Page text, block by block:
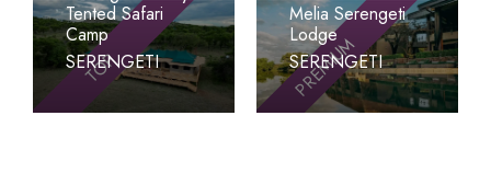
TOP
Tented Safari
Camp
SERENGETI
PREMIUM
Melia Serengeti
Lodge
SERENGETI